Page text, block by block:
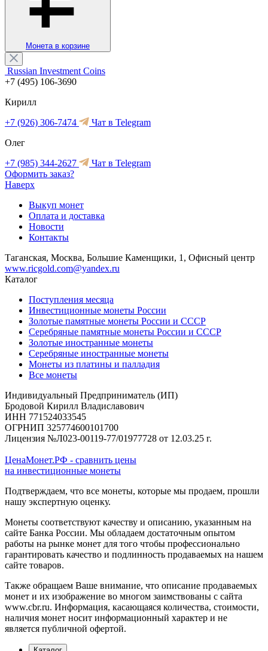
Монета в корзине
Russian Investment Coins
+7 (495) 106-3690
Кирилл
+7 (926) 306-7474
Чат в Telegram
Олег
+7 (985) 344-2627
Чат в Telegram
Оформить заказ?
Наверх
Выкуп монет
Оплата и доставка
Новости
Контакты
Таганская, Москва, Большие Каменщики, 1, Офисный центр
www.ricgold.com@yandex.ru
Каталог
Поступления месяца
Инвестиционные монеты России
Золотые памятные монеты России и СССР
Серебряные памятные монеты России и СССР
Золотые иностранные монеты
Серебряные иностранные монеты
Монеты из платины и палладия
Все монеты
Индивидуальный Предприниматель (ИП)
Бродовой Кирилл Владиславович
ИНН 771524033545
ОГРНИП 325774600101700
Лицензия №Л023-00119-77/01977728 от 12.03.25 г.
ЦенаМонет.РФ - сравнить цены
на инвестиционные монеты
Подтверждаем, что все монеты, которые мы продаем, прошли
нашу экспертную оценку.
Монеты соответствуют качеству и описанию, указанным на
сайте Банка России. Мы обладаем достаточным опытом
работы на рынке монет для того чтобы профессионально
гарантировать качество и подлинность продаваемых на нашем
сайте товаров.
Также обращаем Ваше внимание, что описание продаваемых
монет и их изображение во многом заимствованы с сайта
www.cbr.ru. Информация, касающаяся количества, стоимости,
наличия монет носит информационный характер и не
является публичной офертой.